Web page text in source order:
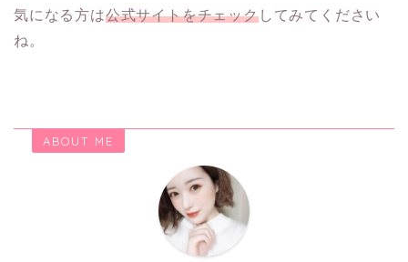
気になる方は公式サイトをチェックしてみてください
ね。
ABOUT ME